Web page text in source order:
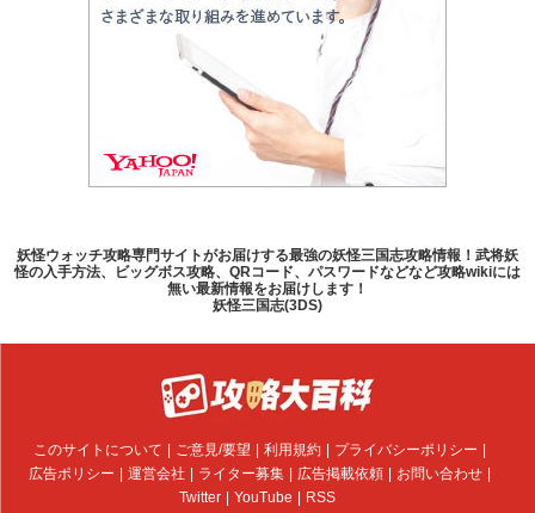
妖怪ウォッチ攻略専門サイトがお届けする最強の妖怪三国志攻略情報！武将妖
怪の入手方法、ビッグボス攻略、QRコード、パスワードなどなど攻略wikiには
無い最新情報をお届けします！
妖怪三国志(3DS)
このサイトについて ご意見/要望 利用規約
プライバシーポリシー
広告ポリシー
運営会社 ライター募集 広告掲載依頼
お問い合わせ
Twitter
YouTube RSS